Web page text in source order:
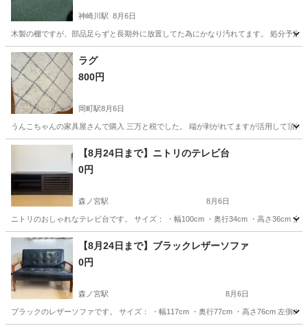
神崎川駅 8月6日
木製の棚ですが、部品足らずと長期外に放置してた為にかなり汚れてます。 処分予定
大阪 豊中市 神崎川駅
ラグ
800円
岡町駅8月6日
うんこちゃんの家具屋さんで購入 三万と税でした。 端が剥がれてますが活用して頂
大阪 豊中市 岡町駅 カーペット/マット/ラグ ラグ
【8月24日まで】ニトリのテレビ台
0円
森ノ宮駅 8月6日
ニトリのおしゃれなテレビ台です。 サイズ： ・幅100cm ・奥行34cm ・高さ36cm
大阪 大阪市 森ノ宮駅 収納家具
【8月24日まで】ブラックレザーソファ
0円
森ノ宮駅 8月6日
ブラックのレザーソファです。 サイズ： ・幅117cm ・奥行77cm ・高さ76cm 左側